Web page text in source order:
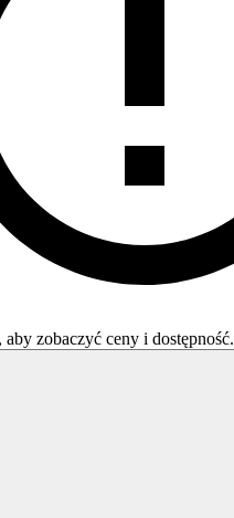
zobaczyć ceny i dostępność.